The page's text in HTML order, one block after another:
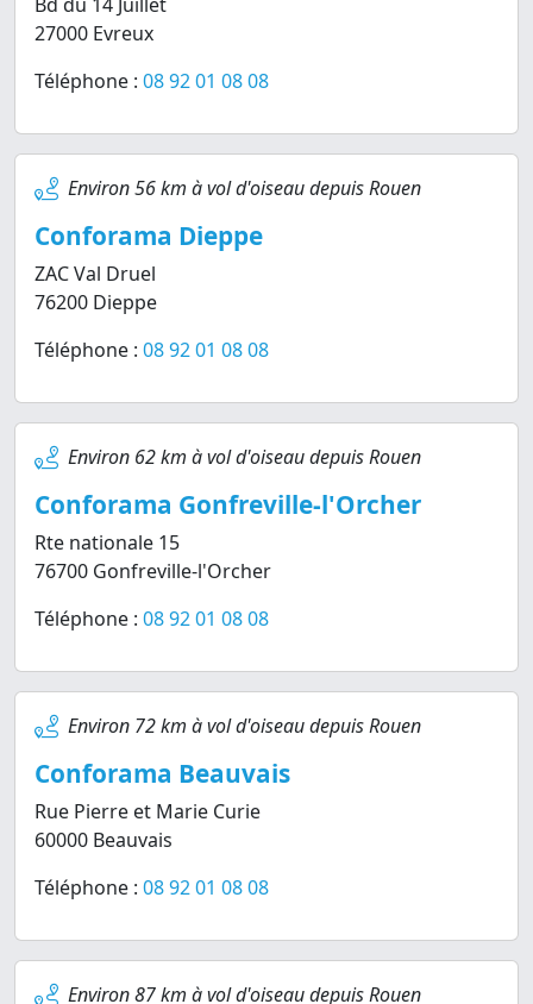
27000 Evreux
Téléphone : 08 92 01 08 08
Environ 56 km à vol d'oiseau depuis Rouen
Conforama Dieppe
ZAC Val Druel
76200 Dieppe
Téléphone : 08 92 01 08 08
Environ 62 km à vol d'oiseau depuis Rouen
Conforama Gonfreville-l'Orcher
Rte nationale 15
76700 Gonfreville-l'Orcher
Téléphone : 08 92 01 08 08
Environ 72 km à vol d'oiseau depuis Rouen
Conforama Beauvais
Rue Pierre et Marie Curie
60000 Beauvais
Téléphone : 08 92 01 08 08
Environ 87 km à vol d'oiseau depuis Rouen